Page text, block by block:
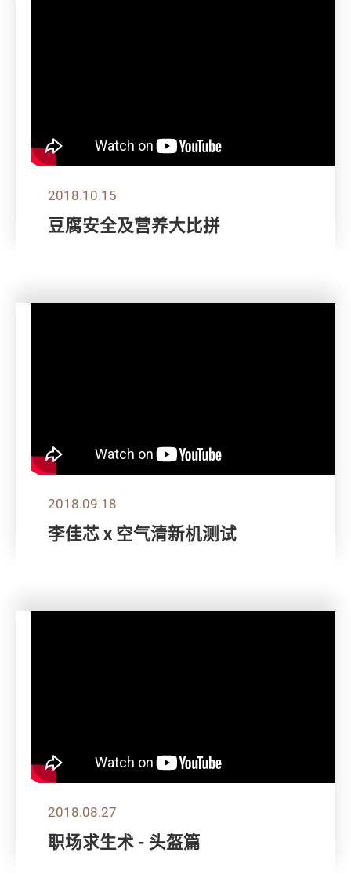
2018.10.15
豆腐安全及营养大比拼
2018.09.18
李佳芯 x 空气清新机测试
2018.08.27
职场求生术 - 头盔篇